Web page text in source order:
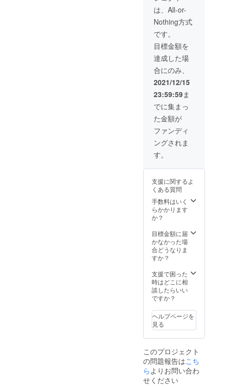
は、All-or-
Nothing方式
です。
目標金額を
達成した場
合にのみ、
2021/12/15
23:59:59ま
でに集まっ
た金額が
ファンディ
ングされま
す。
支援に関するよ
くある質問
手数料はいく
らかかります
か？
目標金額に届
かなかった場
合どうなりま
すか？
支援で困った
時はどこに相
談したらいい
ですか？
ヘルプページを
見る
このプロジェクト
の問題報告はこち
らよりお問い合わ
せください